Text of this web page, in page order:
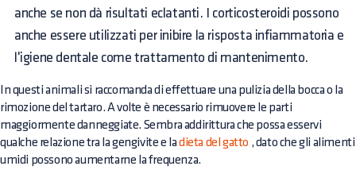
anche se non dà risultati eclatanti. I corticosteroidi possono
anche essere utilizzati per inibire la risposta infiammatoria e
l'igiene dentale come trattamento di mantenimento.
In questi animali si raccomanda di effettuare una pulizia della bocca o la
rimozione del tartaro. A volte è necessario rimuovere le parti
maggiormente danneggiate. Sembra addirittura che possa esservi
qualche relazione tra la gengivite e ladieta del gatto , dato che gli alimenti
umidi possono aumentarne la frequenza.